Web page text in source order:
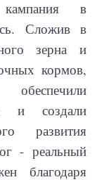
в
Сложив в
зерна и
кормов,
и создали
развития
- реальный
благодаря